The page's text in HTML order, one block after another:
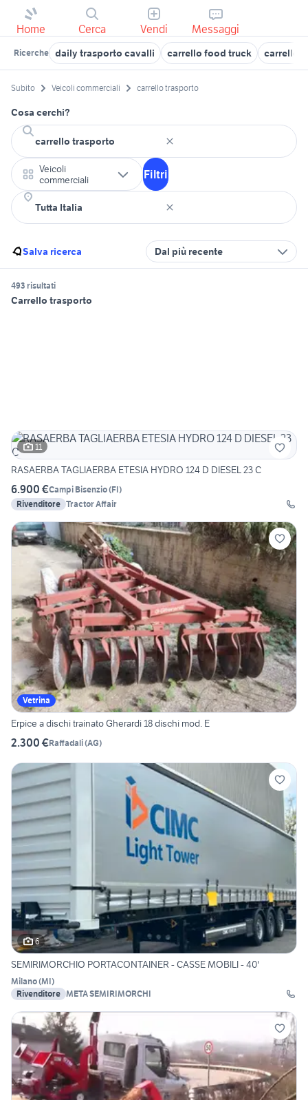
Home Cerca Vendi Messaggi
Ricerche daily trasporto cavalli carrello food truck carrello
Subito Veicoli commerciali carrello trasporto
Cosa cerchi?
Veicoli
commerciali
Filtri
Salva ricerca Dal più recente
493 risultati
Carrello trasporto
11
RASAERBA TAGLIAERBA ETESIA HYDRO 124 D DIESEL 23 C
6.900 €Campi Bisenzio(FI)
Rivenditore Tractor Affair
Vetrina
Erpice a dischi trainato Gherardi 18 dischi mod. E
2.300 €Raffadali(AG)
6
SEMIRIMORCHIO PORTACONTAINER - CASSE MOBILI - 40'
Milano(MI)
Rivenditore META SEMIRIMORCHI